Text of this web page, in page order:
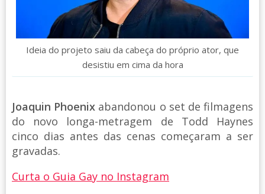
Ideia do projeto saiu da cabeça do próprio ator, que
desistiu em cima da hora
Joaquin Phoenix abandonou o set de filmagens
do novo longa-metragem de Todd Haynes
cinco dias antes das cenas começaram a ser
gravadas.
Curta o Guia Gay no Instagram